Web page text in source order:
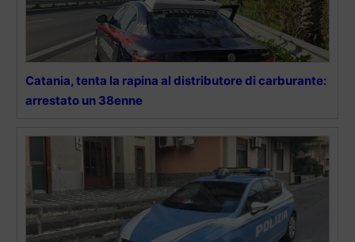
Catania, tenta la rapina al distributore di carburante:
arrestato un 38enne